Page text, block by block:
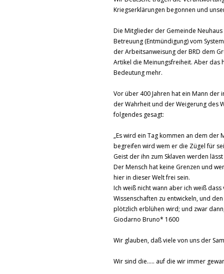
Kriegserklärungen begonnen und
Die Mitglieder der Gemeinde
Betreuung (Entmündigung) vom
der Arbeitsanweisung der BRD dem
Artikel die Meinungsfreiheit. Aber das
Bedeutung mehr.
Vor über 400 Jahren hat ein Mann der
der Wahrheit und der Weigerung des
folgendes gesagt:
„Es wird ein Tag kommen an dem der
begreifen wird wem er die Zügel für
Geist der ihn zum Sklaven werden
Der Mensch hat keine Grenzen und
hier in dieser Welt frei sein.
Ich weiß nicht wann aber ich weiß
Wissenschaften zu entwickeln, und
plötzlich erblühen wird; und zwar
Giodarno Bruno* 1600
Wir glauben, daß viele von uns der
Wir sind die….. auf die wir immer